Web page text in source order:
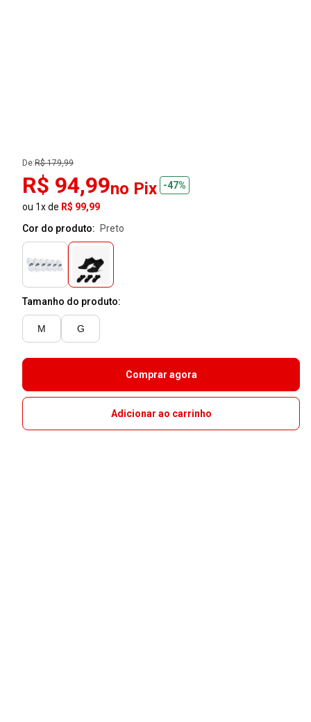
De:R$ 179,99
R$ 94,99no Pix
-47%
ou 1x de R$ 99,99
Cor do produto:
preto
Tamanho do produto:
M G
Comprar agora
Adicionar ao carrinho